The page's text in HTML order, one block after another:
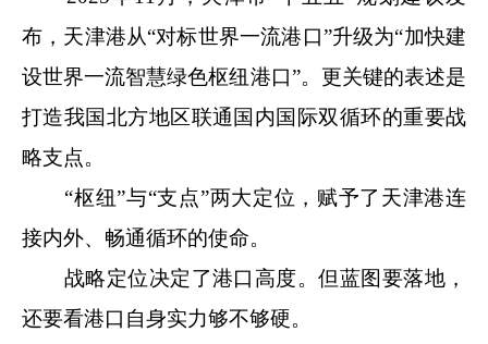
布，天津港从“对标世界一流港口”升级为“加快建
设世界一流智慧绿色枢纽港口”。更关键的表述是
打造我国北方地区联通国内国际双循环的重要战
略支点。
“枢纽”与“支点”两大定位，赋予了天津港连
接内外、畅通循环的使命。
战略定位决定了港口高度。但蓝图要落地，
还要看港口自身实力够不够硬。